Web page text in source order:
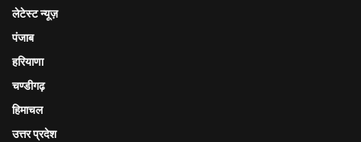
लेटेस्ट न्यूज़
पंजाब
हरियाणा
चण्डीगढ़
हिमाचल
उत्तर प्रदेश